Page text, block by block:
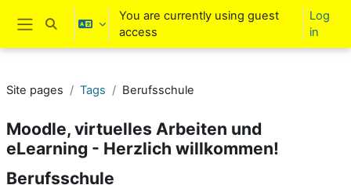
Skip to main content
Side panel
Toggle search input
You are currently using guest
access
Log
in
Site pages Tags Berufsschule
Moodle, virtuelles Arbeiten und
eLearning - Herzlich willkommen!
Berufsschule